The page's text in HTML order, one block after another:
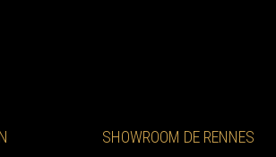
SHOWROOM DE RENNES